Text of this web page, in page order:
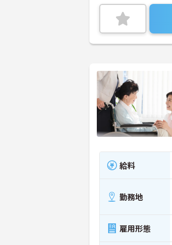
給料
勤務地
雇用形態